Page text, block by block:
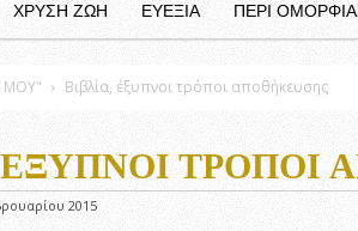
ΧΡΥΣΗ ΖΩΗ ΕΥΕΞΙΑ ΠΕΡΙ
ΜΟΥ" Βιβλία, έξυπνοι τρόποι αποθήκευσης
ΈΞΥΠΝΟΙ
2015